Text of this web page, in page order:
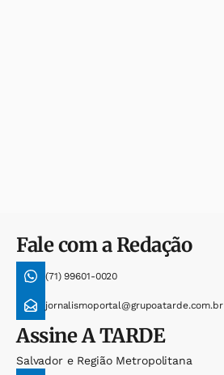
Fale com a Redação
(71) 99601-0020
jornalismoportal@grupoatarde.com.br
AssineA TARDE
Salvador e Região Metropolitana